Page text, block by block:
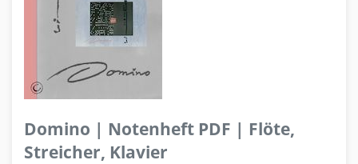
Domino | Notenheft PDF | Flöte,
Streicher, Klavier